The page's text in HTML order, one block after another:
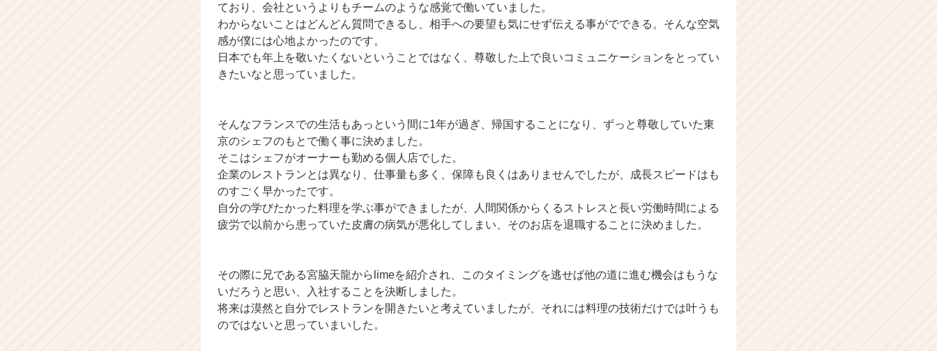
ており、会社というよりもチームのような感覚で働いていました。
わからないことはどんどん質問できるし、相手への要望も気にせず伝える事がでできる。そんな空気
感が僕には心地よかったのです。
日本でも年上を敬いたくないということではなく、尊敬した上で良いコミュニケーションをとってい
きたいなと思っていました。
そんなフランスでの生活もあっという間に1年が過ぎ、帰国することになり、ずっと尊敬していた東
京のシェフのもとで働く事に決めました。
そこはシェフがオーナーも勤める個人店でした。
企業のレストランとは異なり、仕事量も多く、保障も良くはありませんでしたが、成長スピードはも
のすごく早かったです。
自分の学びたかった料理を学ぶ事ができましたが、人間関係からくるストレスと長い労働時間による
疲労で以前から患っていた皮膚の病気が悪化してしまい、そのお店を退職することに決めました。
その際に兄である宮脇天龍からlimeを紹介され、このタイミングを逃せば他の道に進む機会はもうな
いだろうと思い、入社することを決断しました。
将来は漠然と自分でレストランを開きたいと考えていましたが、それには料理の技術だけでは叶うも
のではないと思っていまいした。